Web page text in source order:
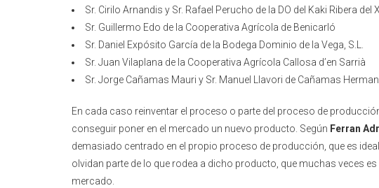
Sr. Cirilo Arnandis y Sr. Rafael Perucho de la DO del Kaki Ribera del
Sr. Guillermo Edo de la Cooperativa Agrícola de Benicarló
Sr. Daniel Expósito García de la Bodega Dominio de la Vega, S.L.
Sr. Juan Vilaplana de la Cooperativa Agrícola Callosa d’en Sarrià
Sr. Jorge Cañamas Mauri y Sr. Manuel Llavori de Cañamas
En cada caso reinventar el proceso o parte del proceso de
conseguir poner en el mercado un nuevo producto. Según Ferran
demasiado centrado en el propio proceso de producción, que es
olvidan parte de lo que rodea a dicho producto, que muchas veces
mercado.